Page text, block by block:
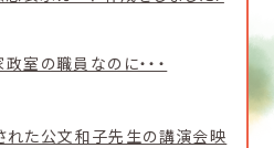
政室の職員なのに・・・
た公文和子先生の講演会映